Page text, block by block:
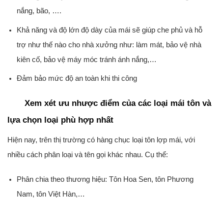
nắng, bão, ….
Khả năng và độ lớn độ dày của mái sẽ giúp che phủ và hỗ
trợ như thế nào cho nhà xưởng như: làm mát, bảo vệ nhà
kiên cố, bảo vệ máy móc tránh ánh nắng,…
Đảm bảo mức độ an toàn khi thi công
Xem xét ưu nhược điểm của các loại mái tôn và
lựa chọn loại phù hợp nhất
Hiện nay, trên thị trường có hàng chục loại tôn lợp mái, với
nhiều cách phân loại và tên gọi khác nhau. Cụ thể:
Phân chia theo thương hiệu: Tôn Hoa Sen, tôn Phương
Nam, tôn Việt Hàn,…